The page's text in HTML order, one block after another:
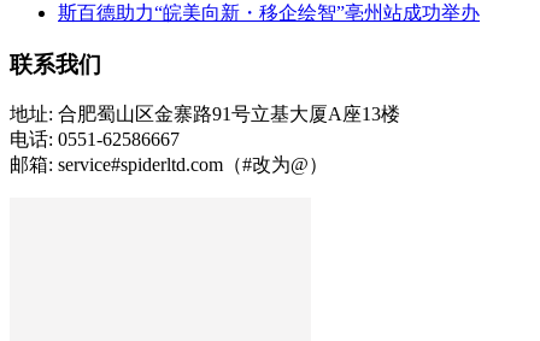
斯百德助力“皖美向新・移企绘智”亳州站成功举办
联系我们
地址: 合肥蜀山区金寨路91号立基大厦A座13楼
电话: 0551-62586667
邮箱: service#spiderltd.com（#改为@）